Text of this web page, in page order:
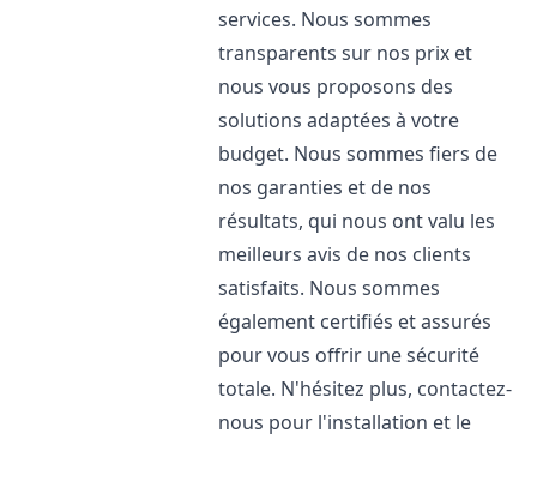
services. Nous sommes
transparents sur nos prix et
nous vous proposons des
solutions adaptées à votre
budget. Nous sommes fiers de
nos garanties et de nos
résultats, qui nous ont valu les
meilleurs avis de nos clients
satisfaits. Nous sommes
également certifiés et assurés
pour vous offrir une sécurité
totale. N'hésitez plus, contactez-
nous pour l'installation et le